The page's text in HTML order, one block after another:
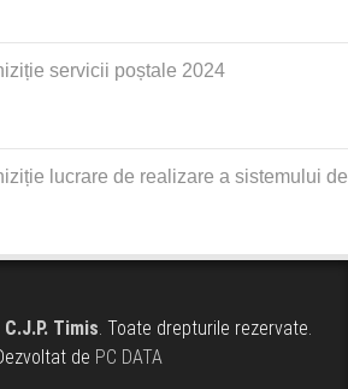
servicii poștale 2024
lucrare de realizare a sistemului
C.J.P. Timis. Toate drepturile rezervate.
de PC DATA